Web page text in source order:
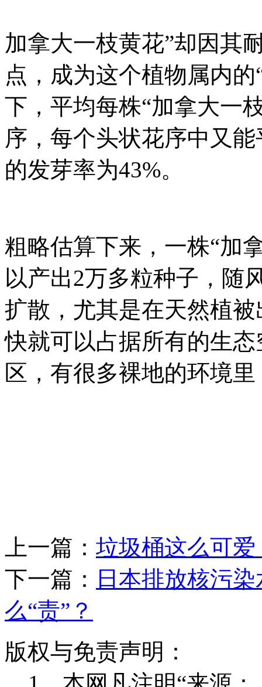
加拿大一枝黄花”却因其
点，成为这个植物属内
下，平均每株“加拿大一
序，每个头状花序中又
的发芽率为43%。
粗略估算下来，一株“加
以产出2万多粒种子，随
扩散，尤其是在天然植
快就可以占据所有的生
区，有很多裸地的环境
上一篇： 垃圾桶这么可爱
下一篇：
日本排放核污
么“责”？
版权与免责声明：